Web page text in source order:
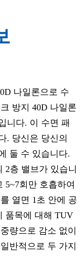
나일론으로 수
방지 40D 나일론
니다. 이 수면 패
. 당신은 당신의
둘 수 있습니다.
2층 밸브가 있습니
5~7회만 호흡하여
열면 1초 안에 공
품목에 대해 TUV
량으로 감소 없이
반적으로 두 가지